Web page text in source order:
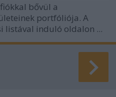
bővül a
portfóliója. A
listával induló oldalon ...